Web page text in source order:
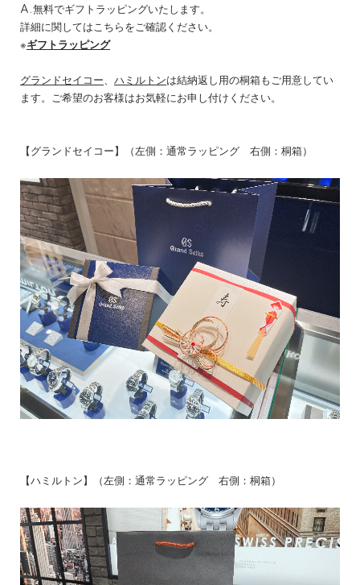
A.無料でギフトラッピングいたします。
詳細に関してはこちらをご確認ください。
※ギフトラッピング
グランドセイコー、 ハミルトンは結納返し用の桐箱もご用意してい
ます。ご希望のお客様はお気軽にお申し付けください。
【グランドセイコー】（左側：通常ラッピング 右側：桐箱）
【ハミルトン】（左側：通常ラッピング 右側：桐箱）